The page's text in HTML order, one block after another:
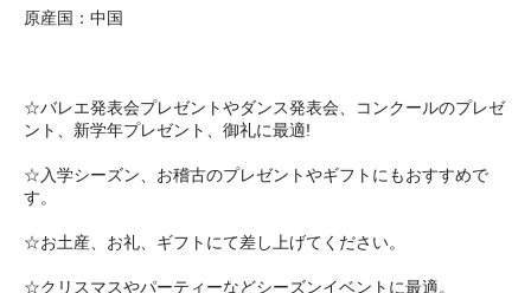
原産国：中国
☆バレエ発表会プレゼントやダンス発表会、コンクールのプレゼ
ント、新学年プレゼント、御礼に最適!
☆入学シーズン、お稽古のプレゼントやギフトにもおすすめで
す。
☆お土産、お礼、ギフトにて差し上げてください。
☆クリスマスやパーティーなどシーズンイベントに最適。